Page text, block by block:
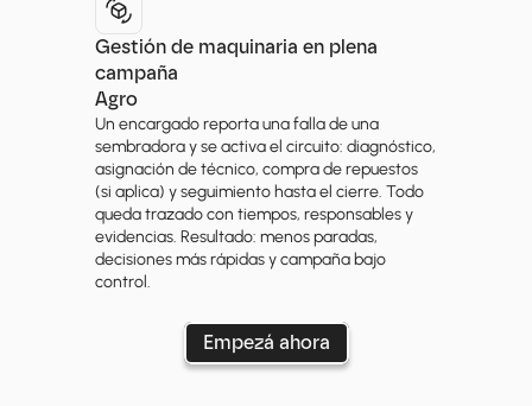
Gestión de maquinaria en plena
campaña
Agro
Un encargado reporta una falla de una
sembradora y se activa el circuito: diagnóstico,
asignación de técnico, compra de repuestos
(si aplica) y seguimiento hasta el cierre. Todo
queda trazado con tiempos, responsables y
evidencias. Resultado: menos paradas,
decisiones más rápidas y campaña bajo
control.
Empezá ahora